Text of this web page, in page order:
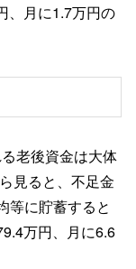
、月に1.7万円の
老後資金は大体
見ると、不足金
等に貯蓄すると
万円、月に6.6